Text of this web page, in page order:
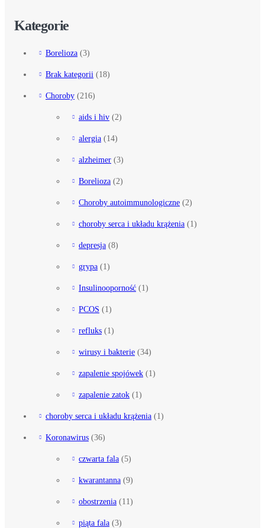
Kategorie
Borelioza (3)
Brak kategorii (18)
Choroby (216)
aids i hiv (2)
alergia (14)
alzheimer (3)
Borelioza (2)
Choroby autoimmunologiczne (2)
choroby serca i układu krążenia (1)
depresja (8)
grypa (1)
Insulinooporność (1)
PCOS (1)
refluks (1)
wirusy i bakterie (34)
zapalenie spojówek (1)
zapalenie zatok (1)
choroby serca i układu krążenia (1)
Koronawirus (36)
czwarta fala (5)
kwarantanna (9)
obostrzenia (11)
piąta fala (3)